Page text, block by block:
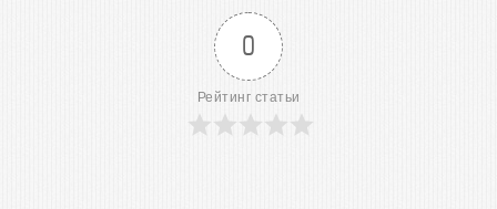
0
Рейтинг статьи